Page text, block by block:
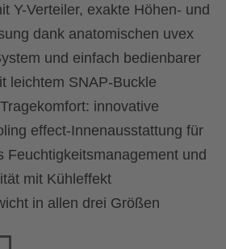
Y-Verteiler, exakte Höhen- und
dank anatomischen uvex
und einfach bedienbarer
leichtem SNAP-Buckle
innovative
effect-Innenausstattung für
Feuchtigkeitsmanagement und
mit Kühleffekt
in allen drei Größen